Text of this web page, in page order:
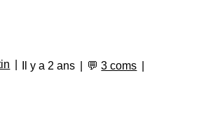
Il y a 2 ans 💬3 coms